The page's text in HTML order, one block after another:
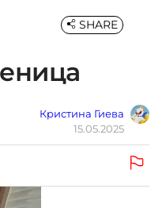
Кристина Гиева
15.05.2025
SHARE